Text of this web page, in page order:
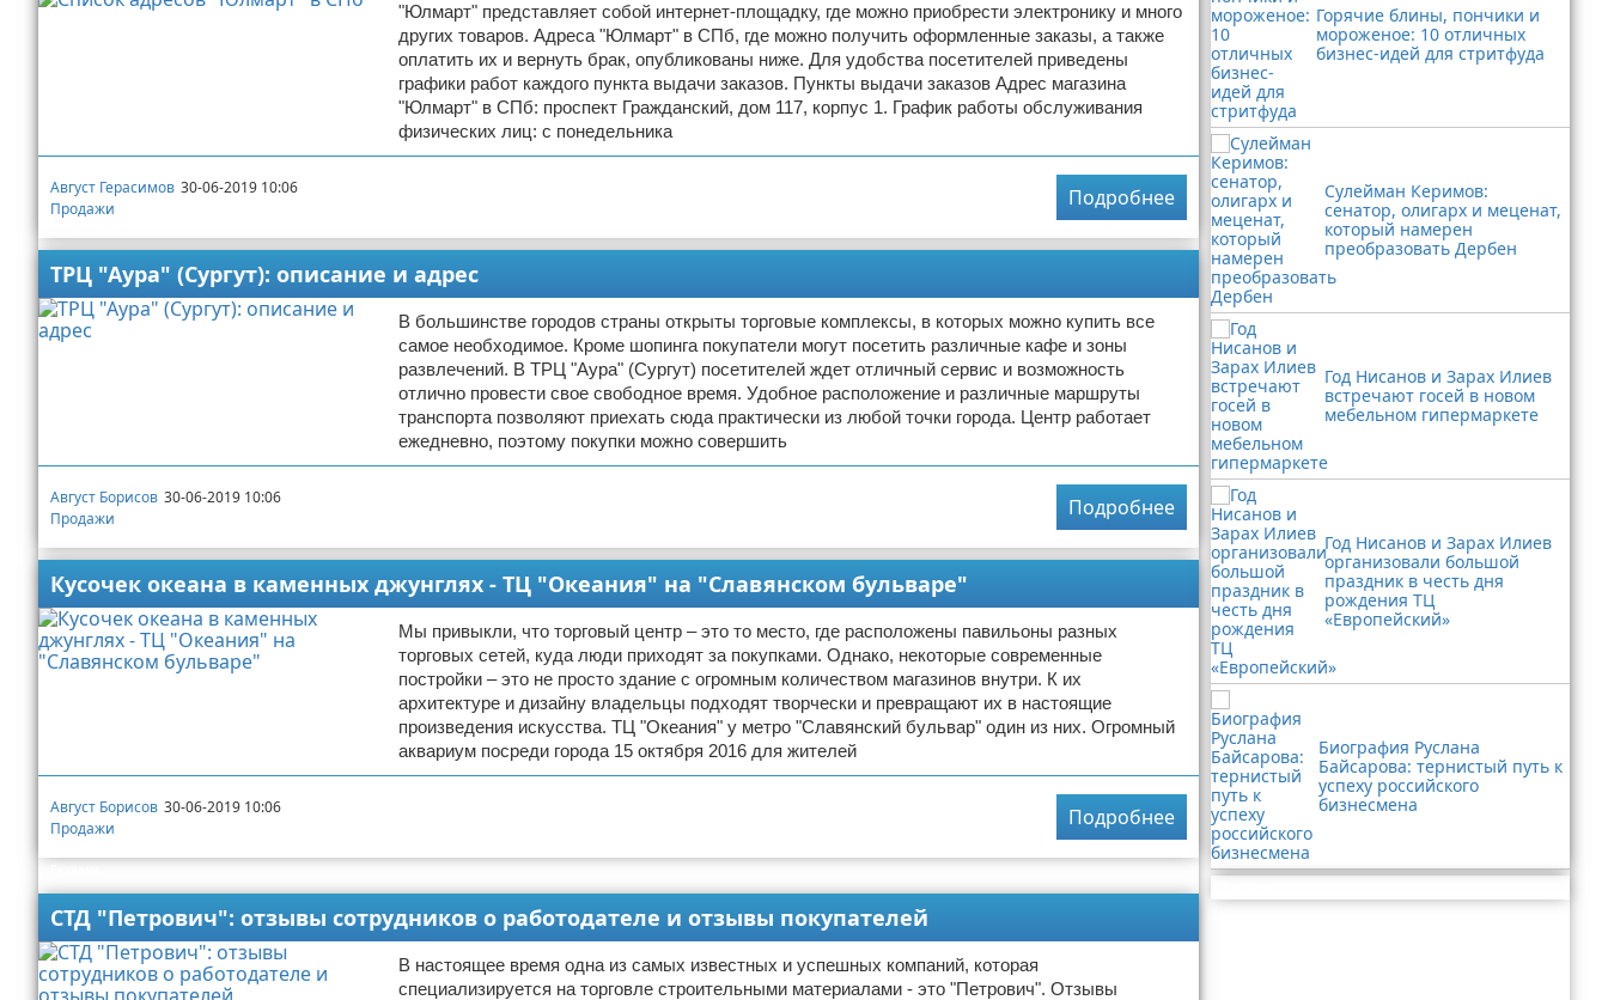
"Юлмарт" представляет собой интернет-площадку, где можно приобрести электронику и много
других товаров. Адреса "Юлмарт" в СПб, где можно получить оформленные заказы, а также
оплатить их и вернуть брак, опубликованы ниже. Для удобства посетителей приведены
графики работ каждого пункта выдачи заказов. Пункты выдачи заказов Адрес магазина
"Юлмарт" в СПб: проспект Гражданский, дом 117, корпус 1. График работы обслуживания
физических лиц: с понедельника
Август Герасимов 30-06-2019 10:06
Продажи
Подробнее
ТРЦ "Аура" (Сургут): описание и адрес
В большинстве городов страны открыты торговые комплексы, в которых можно купить все
самое необходимое. Кроме шопинга покупатели могут посетить различные кафе и зоны
развлечений. В ТРЦ "Аура" (Сургут) посетителей ждет отличный сервис и возможность
отлично провести свое свободное время. Удобное расположение и различные маршруты
транспорта позволяют приехать сюда практически из любой точки города. Центр работает
ежедневно, поэтому покупки можно совершить
Август Борисов 30-06-2019 10:06
Продажи
Подробнее
Кусочек океана в каменных джунглях - ТЦ "Океания" на "Славянском бульваре"
Мы привыкли, что торговый центр – это то место, где расположены павильоны разных
торговых сетей, куда люди приходят за покупками. Однако, некоторые современные
постройки – это не просто здание с огромным количеством магазинов внутри. К их
архитектуре и дизайну владельцы подходят творчески и превращают их в настоящие
произведения искусства. ТЦ "Океания" у метро "Славянский бульвар" один из них. Огромный
аквариум посреди города 15 октября 2016 для жителей
Август Борисов 30-06-2019 10:06
Продажи
Подробнее
СТД "Петрович": отзывы сотрудников о работодателе и отзывы покупателей
В настоящее время одна из самых известных и успешных компаний, которая
специализируется на торговле строительными материалами - это "Петрович". Отзывы
Горячие блины, пончики и
мороженое: 10 отличных
бизнес-идей для стритфуда
Сулейман Керимов:
сенатор, олигарх и меценат,
который намерен
преобразовать Дербен
Год Нисанов и Зарах Илиев
встречают госей в новом
мебельном гипермаркете
Год Нисанов и Зарах Илиев
организовали большой
праздник в честь дня
рождения ТЦ
«Европейский»
Биография Руслана
Байсарова: тернистый путь к
успеху российского
бизнесмена